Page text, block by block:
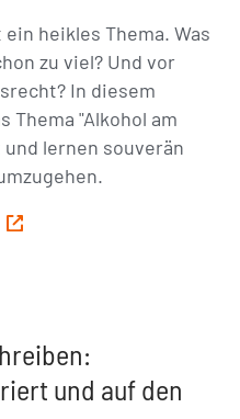
heikles Thema. Was
zu viel? Und vor
In diesem
Thema "Alkohol am
lernen souverän
und auf den